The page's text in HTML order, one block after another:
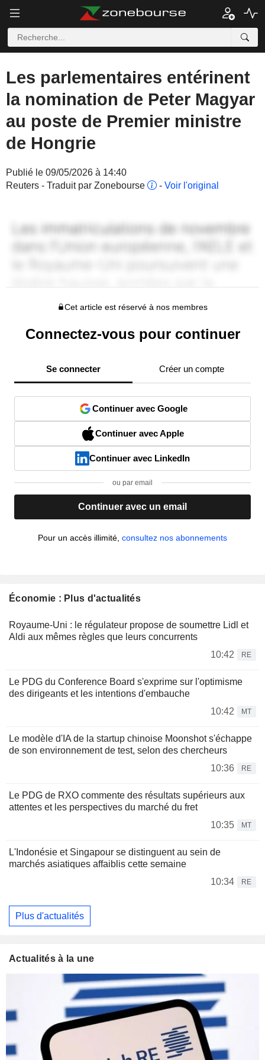
Les parlementaires entérinent
la nomination de Peter Magyar
au poste de Premier ministre
de Hongrie
Publié le 09/05/2026 à 14:40
Reuters - Traduit par Zonebourse
- Voir l'original
Cet article est réservé à nos membres
Connectez-vous pour continuer
Se connecter Créer un compte
Continuer avec Google
Continuer avec Apple
Continuer avec LinkedIn
ou par email
Continuer avec un email
Pour un accès illimité, consultez nos abonnements
Économie : Plus d'actualités
Royaume-Uni : le régulateur propose de soumettre Lidl et
Aldi aux mêmes règles que leurs concurrents
10:42
RE
Le PDG du Conference Board s'exprime sur l'optimisme
des dirigeants et les intentions d'embauche
10:42
MT
Le modèle d'IA de la startup chinoise Moonshot s'échappe
de son environnement de test, selon des chercheurs
10:36
RE
Le PDG de RXO commente des résultats supérieurs aux
attentes et les perspectives du marché du fret
10:35
MT
L'Indonésie et Singapour se distinguent au sein de
marchés asiatiques affaiblis cette semaine
10:34
RE
Plus d'actualités
Actualités à la une